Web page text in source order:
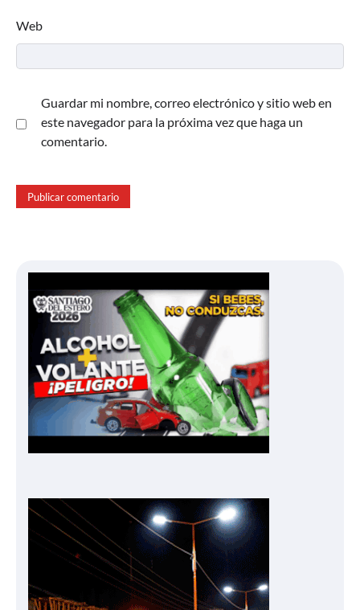
Web
Guardar mi nombre, correo electrónico y sitio web en
este navegador para la próxima vez que haga un
comentario.